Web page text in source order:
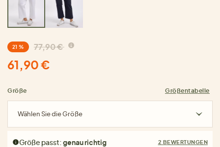
21 % 77,90 €
61,90 €
Größe Größentabelle
Wählen Sie die Größe
Größe passt:genau richtig 2 BEWERTUNGEN